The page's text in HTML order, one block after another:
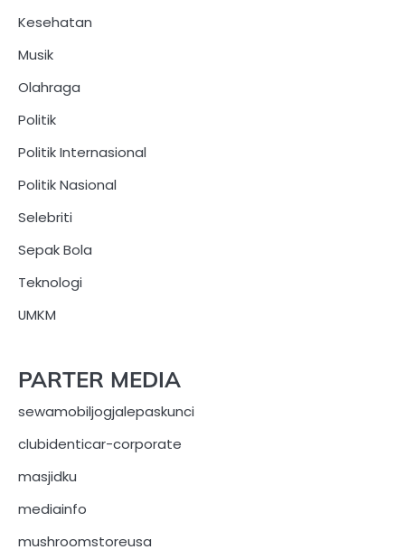
Kesehatan
Musik
Olahraga
Politik
Politik Internasional
Politik Nasional
Selebriti
Sepak Bola
Teknologi
UMKM
PARTER MEDIA
sewamobiljogjalepaskunci
clubidenticar-corporate
masjidku
mediainfo
mushroomstoreusa